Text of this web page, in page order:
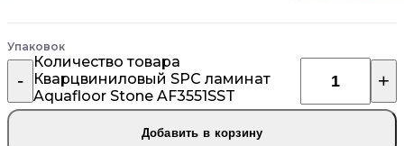
Упаковок
Количество товара
Кварцвиниловый SPC ламинат
Aquafloor Stone AF3551SST
Добавить в корзину